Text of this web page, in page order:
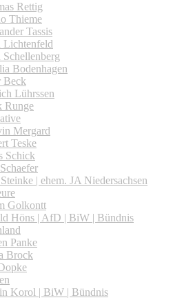
Rettig
Thieme
Tassis
Lichtenfeld
Schellenberg
Bodenhagen
Beck
Lührssen
Runge
Mergard
Teske
Schick
| ehem. JA Niedersachsen
Golkontt
Höns | AfD | BiW | Bündnis
Panke
Brock
Korol | BiW | Bündnis